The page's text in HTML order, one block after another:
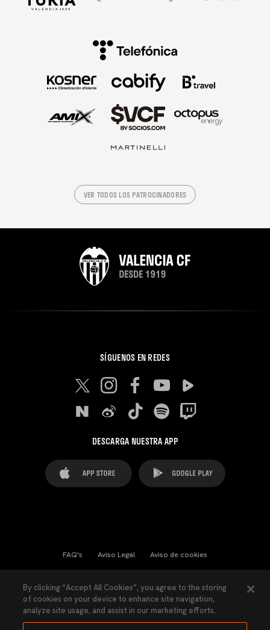
VER TODOS LOS PATROCINADORES
SÍGUENOS EN REDES
DESCARGA NUESTRA APP
FAQ's Aviso Legal Aviso de cookies
Ley Transparencia Política de Privacidad
Accesibilidad
By clicking “Accept All Cookies”, you agree to the storing
of cookies on your device to enhance site navigation,
analyze site usage, and assist in our marketing efforts.